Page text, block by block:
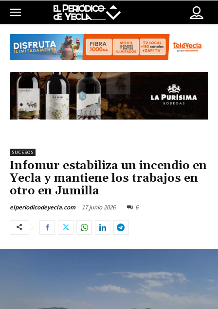
SUCESOS
Infomur estabiliza un incendio en
Yecla y mantiene los trabajos en
otro en Jumilla
elperiodicodeyecla.com 17 junio 2026 6